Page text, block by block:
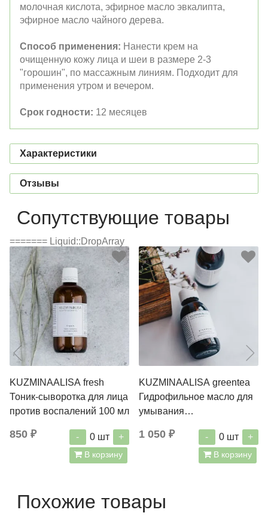
молочная кислота, эфирное масло эвкалипта,
эфирное масло чайного дерева.
Способ применения: Нанести крем на
очищенную кожу лица и шеи в размере 2-3
"горошин", по массажным линиям. Подходит для
применения утром и вечером.
Срок годности: 12 месяцев
Характеристики
Отзывы
Сопутствующие товары
======= Liquid::DropArray
KUZMINAALISA fresh
Тоник-сыворотка для лица
против воспалений 100 мл
850 ₽ - 0 шт +
В корзину
KUZMINAALISA greentea
Гидрофильное масло для
умывания
кожи 100 мл
1 050 ₽ - 0 шт +
В корзину
Похожие товары